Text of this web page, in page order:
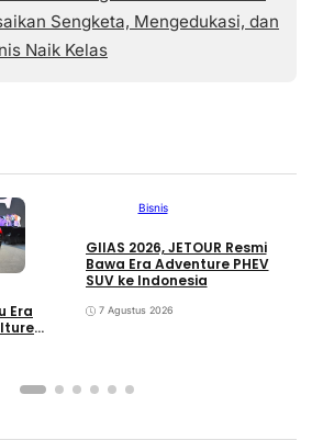
Sengketa, Mengedukasi, dan
Naik Kelas
Era
Bisnis
GIIAS 2026, JETOUR Resmi
Bawa Era Adventure PHEV
SUV ke Indonesia
7 Agustus 2026